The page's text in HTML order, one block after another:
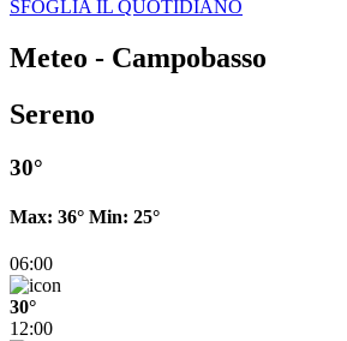
SFOGLIA IL QUOTIDIANO
Meteo - Campobasso
Sereno
30°
Max: 36° Min: 25°
06:00
30°
12:00